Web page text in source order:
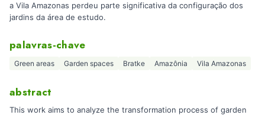
a Vila Amazonas perdeu parte significativa da configuração dos
jardins da área de estudo.
palavras-chave
Green areas Garden spaces Bratke Amazônia Vila Amazonas
abstract
This work aims to analyze the transformation process of garden